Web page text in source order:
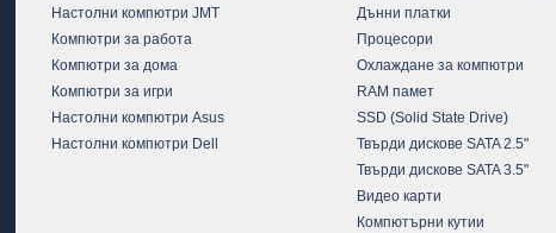
Настолни компютри JMT
Компютри за работа
Компютри за дома
Компютри за игри
Настолни компютри Asus
Настолни компютри Dell
Дънни платки
Процесори
Охлаждане за компютри
RAM памет
SSD (Solid State Drive)
Твърди дискове SATA 2.5"
Твърди дискове SATA 3.5"
Видео карти
Компютърни кутии